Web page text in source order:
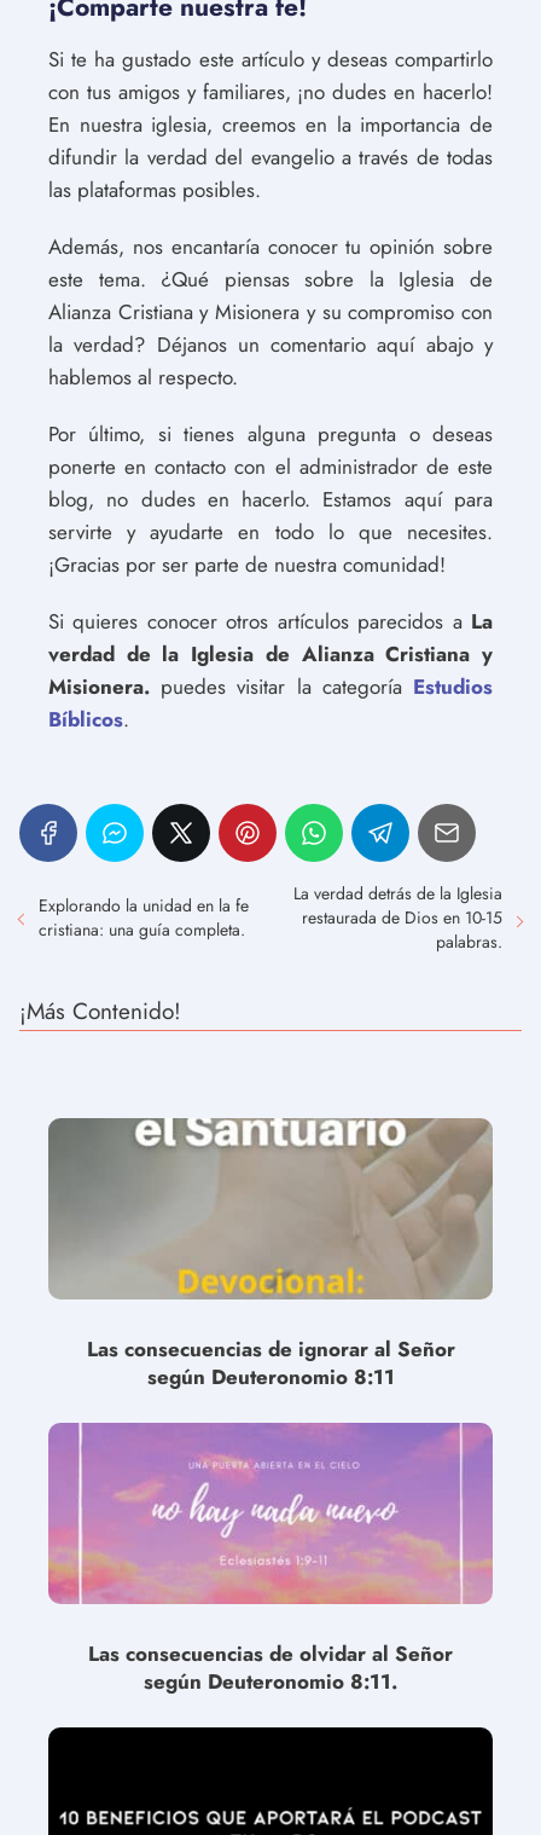
Si te ha gustado este artículo y deseas compartirlo
con tus amigos y familiares, ¡no dudes en hacerlo!
En nuestra iglesia, creemos en la importancia de
difundir la verdad del evangelio a través de todas
las plataformas posibles.
Además, nos encantaría conocer tu opinión sobre
este tema. ¿Qué piensas sobre la Iglesia de
Alianza Cristiana y Misionera y su compromiso con
la verdad? Déjanos un comentario aquí abajo y
hablemos al respecto.
Por último, si tienes alguna pregunta o deseas
ponerte en contacto con el administrador de este
blog, no dudes en hacerlo. Estamos aquí para
servirte y ayudarte en todo lo que necesites.
¡Gracias por ser parte de nuestra comunidad!
Si quieres conocer otros artículos parecidos a La
verdad de la Iglesia de Alianza Cristiana y
Misionera. puedes visitar la categoría Estudios
Bíblicos.
Explorando la unidad en la fe
cristiana: una guía completa.
La verdad detrás de la Iglesia
restaurada de Dios en 10-15
palabras.
¡Más Contenido!
Las consecuencias de ignorar al Señor
según Deuteronomio 8:11
Las consecuencias de olvidar al Señor
según Deuteronomio 8:11.